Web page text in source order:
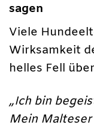
sagen
Viele
Wirksamkeit
helles Fell
„Ich bin
Mein